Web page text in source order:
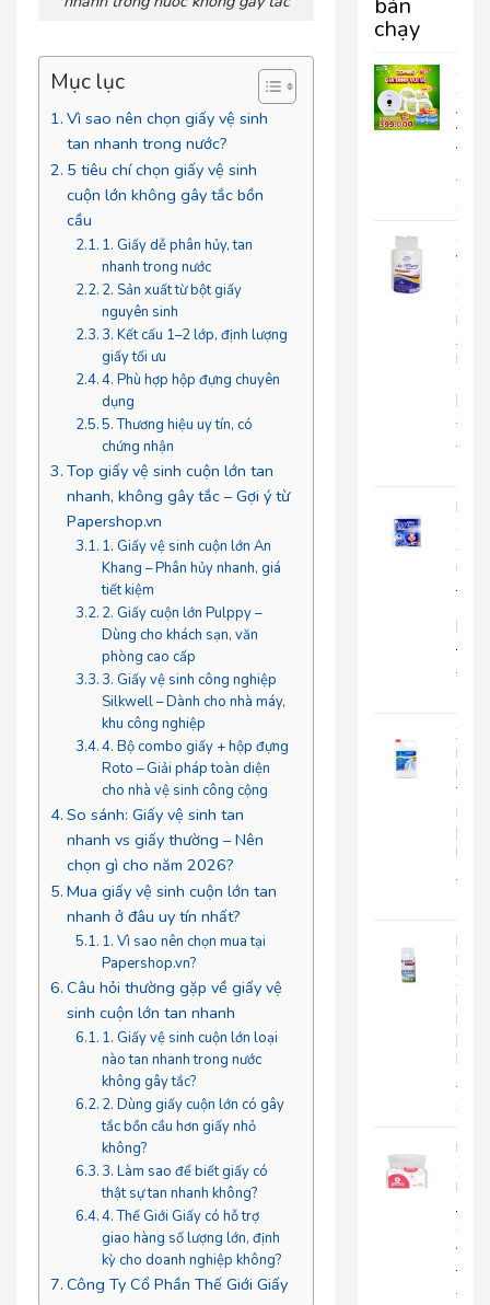
Mục lục
Vì sao nên chọn giấy vệ sinh
tan nhanh trong nước?
5 tiêu chí chọn giấy vệ sinh
cuộn lớn không gây tắc bồn
cầu
1. Giấy dễ phân hủy, tan
nhanh trong nước
2. Sản xuất từ bột giấy
nguyên sinh
3. Kết cấu 1–2 lớp, định lượng
giấy tối ưu
4. Phù hợp hộp đựng chuyên
dụng
5. Thương hiệu uy tín, có
chứng nhận
Top giấy vệ sinh cuộn lớn tan
nhanh, không gây tắc – Gợi ý từ
Papershop.vn
1. Giấy vệ sinh cuộn lớn An
Khang – Phân hủy nhanh, giá
tiết kiệm
2. Giấy cuộn lớn Pulppy –
Dùng cho khách sạn, văn
phòng cao cấp
3. Giấy vệ sinh công nghiệp
Silkwell – Dành cho nhà máy,
khu công nghiệp
4. Bộ combo giấy + hộp đựng
Roto – Giải pháp toàn diện
cho nhà vệ sinh công cộng
So sánh: Giấy vệ sinh tan
nhanh vs giấy thường – Nên
chọn gì cho năm 2026?
Mua giấy vệ sinh cuộn lớn tan
nhanh ở đâu uy tín nhất?
1. Vì sao nên chọn mua tại
Papershop.vn?
Câu hỏi thường gặp về giấy vệ
sinh cuộn lớn tan nhanh
1. Giấy vệ sinh cuộn lớn loại
nào tan nhanh trong nước
không gây tắc?
2. Dùng giấy cuộn lớn có gây
tắc bồn cầu hơn giấy nhỏ
không?
3. Làm sao để biết giấy có
thật sự tan nhanh không?
4. Thế Giới Giấy có hỗ trợ
giao hàng số lượng lớn, định
kỳ cho doanh nghiệp không?
Công Ty Cổ Phần Thế Giới Giấy
chạy
GIA
VUI
VẺ
Giấy
Vệ
Sinh
Lớn
An
|
AK703
Khăn
giấy
ăn
rút
|
JP500X
Xà
Rửa
Tay
|
RC500
Hoa
Xịt
|
RT300
Khăn
Giấy
Lụa
Silk
400|
JPS400